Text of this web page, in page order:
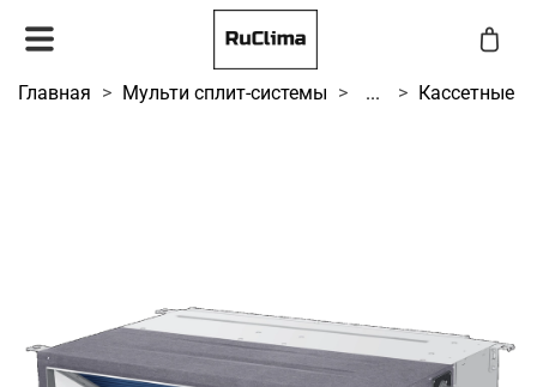
Главная Мульти сплит-системы ... Кассетные